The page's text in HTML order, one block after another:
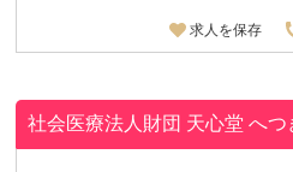
求人を保存
社会医療法人財団 天心堂へつ